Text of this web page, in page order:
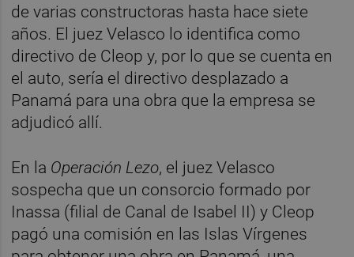
de varias constructoras hasta hace siete
años. El juez Velasco lo identifica como
directivo de Cleop y, por lo que se cuenta en
el auto, sería el directivo desplazado a
Panamá para una obra que la empresa se
adjudicó allí.
En la Operación Lezo, el juez Velasco
sospecha que un consorcio formado por
Inassa (filial de Canal de Isabel II) y Cleop
pagó una comisión en las Islas Vírgenes